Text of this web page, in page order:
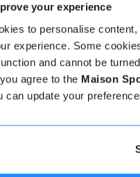
your experience
to personalise
experience. Some
and cannot be
agree to the Maison
can update your
ist es einfach, mehr
ihre Bewertungen zu
sicher zu buchen und zu
Lehrer